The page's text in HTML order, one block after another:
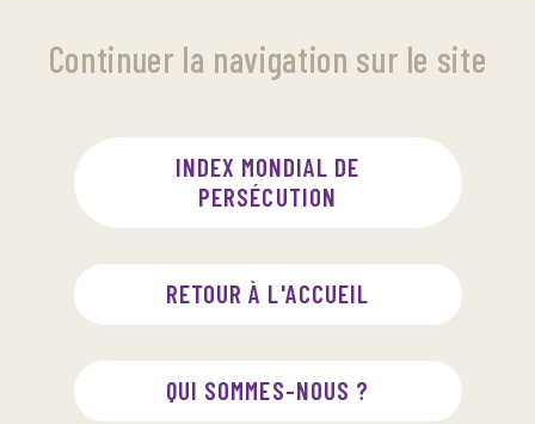
Continuer la navigation sur le site
INDEX MONDIAL DE
PERSÉCUTION
RETOUR À L'ACCUEIL
QUI SOMMES-NOUS ?